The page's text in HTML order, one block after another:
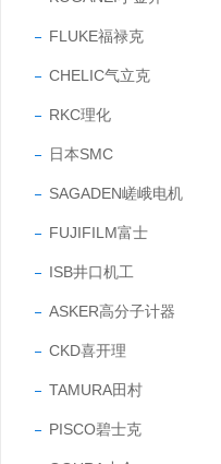
FLUKE福禄克
CHELIC气立克
RKC理化
日本SMC
SAGADEN嵯峨电机
FUJIFILM富士
ISB井口机工
ASKER高分子计器
CKD喜开理
TAMURA田村
PISCO碧士克